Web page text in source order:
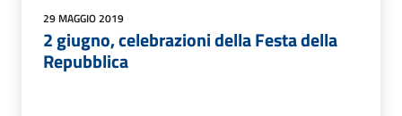
29 MAGGIO 2019
2 giugno, celebrazioni della Festa della
Repubblica